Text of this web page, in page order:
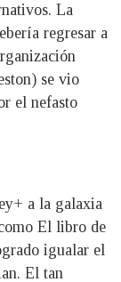
La
regresar a
se vio
el nefasto
a la galaxia
El libro de
igualar el
El tan